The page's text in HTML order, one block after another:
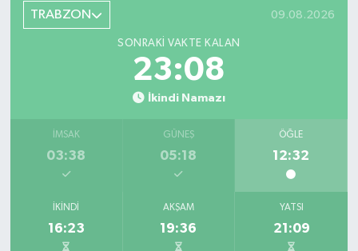
TRABZON 09.08.2026
SONRAKI VAKTE KALAN
23:07
İkindi Namazı
İMSAK
03:38
GÜNEŞ
05:18
ÖĞLE
12:32
İKINDI
16:23
AKŞAM
19:36
YATSI
21:09